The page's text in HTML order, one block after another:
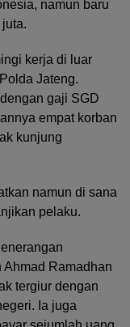
namun baru
kerja di luar
Jateng.
gaji SGD
empat korban
kunjung
namun di sana
pelaku.
Ramadhan
tergiur dengan
Ia juga